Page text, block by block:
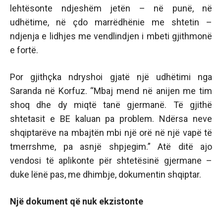
lehtësonte ndjeshëm jetën – në punë, në
udhëtime, në çdo marrëdhënie me shtetin –
ndjenja e lidhjes me vendlindjen i mbeti gjithmonë
e fortë.
Por gjithçka ndryshoi gjatë një udhëtimi nga
Saranda në Korfuz. “Mbaj mend në anijen me tim
shoq dhe dy miqtë tanë gjermanë. Të gjithë
shtetasit e BE kaluan pa problem. Ndërsa neve
shqiptarëve na mbajtën mbi një orë në një vapë të
tmerrshme, pa asnjë shpjegim.” Atë ditë ajo
vendosi të aplikonte për shtetësinë gjermane –
duke lënë pas, me dhimbje, dokumentin shqiptar.
Një dokument që nuk ekzistonte